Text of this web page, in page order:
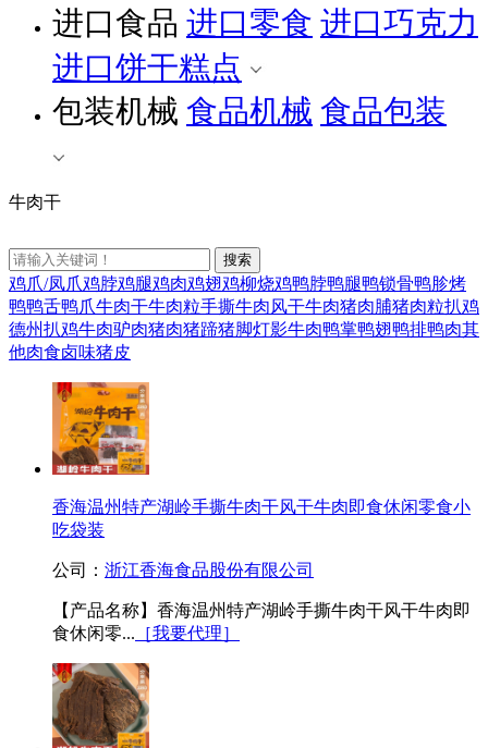
进口食品 进口零食 进口巧克力
进口饼干糕点
包装机械 食品机械 食品包装
牛肉干
鸡爪/凤爪鸡脖鸡腿鸡肉鸡翅鸡柳烧鸡鸭脖鸭腿鸭锁骨鸭胗烤
鸭鸭舌鸭爪牛肉干牛肉粒手撕牛肉风干牛肉猪肉脯猪肉粒扒鸡
德州扒鸡牛肉驴肉猪肉猪蹄猪脚灯影牛肉鸭掌鸭翅鸭排鸭肉其
他肉食卤味猪皮
香海温州特产湖岭手撕牛肉干风干牛肉即食休闲零食小
吃袋装
公司： 浙江香海食品股份有限公司
【产品名称】香海温州特产湖岭手撕牛肉干风干牛肉即
食休闲零... ［我要代理］